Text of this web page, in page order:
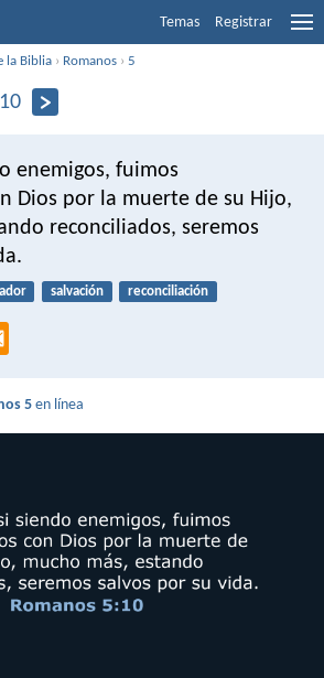
Temas Registrar
la Biblia › Romanos ›5
enemigos, fuimos
Dios por la muerte de su Hijo,
reconciliados, seremos
salvación reconciliación
5 en línea